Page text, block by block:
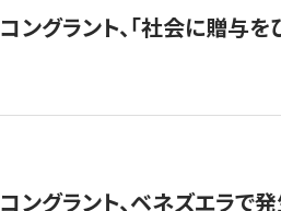
コングラント、「社会に贈与
コングラント、ベネズエラで